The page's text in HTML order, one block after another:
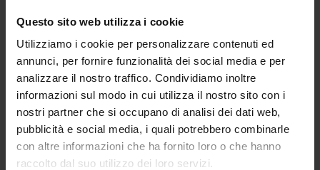
Questo sito web utilizza i cookie
Utilizziamo i cookie per personalizzare contenuti ed
annunci, per fornire funzionalità dei social media e per
analizzare il nostro traffico. Condividiamo inoltre
informazioni sul modo in cui utilizza il nostro sito con i
nostri partner che si occupano di analisi dei dati web,
pubblicità e social media, i quali potrebbero combinarle
con altre informazioni che ha fornito loro o che hanno
raccolto dal suo utilizzo dei loro servizi.
Adattatore attacco a
scatto
Adattatore per manici
a vite maschio